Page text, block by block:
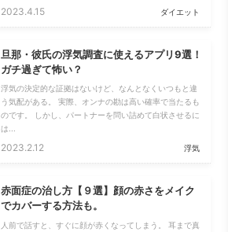
2023.4.15 ダイエット
旦那・彼氏の浮気調査に使えるアプリ9選！
ガチ過ぎて怖い？
浮気の決定的な証拠はないけど、なんとなくいつもと違
う気配がある。 実際、オンナの勘は高い確率で当たるも
のです。 しかし、パートナーを問い詰めて白状させるに
は...
2023.2.12 浮気
赤面症の治し方【９選】顔の赤さをメイク
でカバーする方法も。
人前で話すと、すぐに顔が赤くなってしまう。 耳まで真